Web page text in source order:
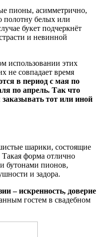
пионы, асимметрично,
полотну белых или
букет подчеркнёт
и невинной
использовании этих
не совпадает время
в период с мая по
по апрель. Так что
тот или иной
шарики, состоящие
форма отлично
бутонами пионов,
и задора.
– искренность, доверие
гостем в свадебном